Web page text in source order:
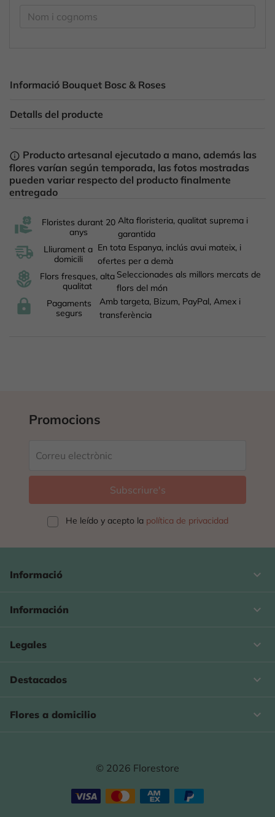
Informació Bouquet Bosc & Roses
Detalls del producte
info_outline Producto artesanal ejecutado a mano, además las
flores varían según temporada, las fotos mostradas
pueden variar respecto del producto finalmente
entregado
Floristes durant 20
anys
Alta floristeria, qualitat suprema i
garantida
Lliurament a
domicili
En tota Espanya, inclús avui mateix, i
ofertes per a demà
Flors fresques, alta
qualitat
Seleccionades als millors mercats de
flors del món
Pagaments
segurs
Amb targeta, Bizum, PayPal, Amex i
transferència
Promocions
He leído y acepto la política de privacidad
Informació keyboard_arrow_down
Información 
Legales 
Destacados 
Flores a domicilio 
© 2026 Florestore